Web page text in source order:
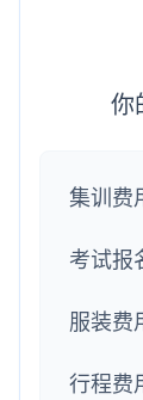
你
集训费
考试报
服装费
行程费